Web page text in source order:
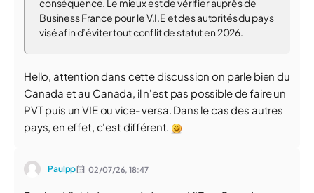
conséquence. Le mieux est de vérifier auprès de
Business France pour le V.I.E et des autorités du pays
visé afin d’éviter tout conflit de statut en 2026.
Hello, attention dans cette discussion on parle bien du
Canada et au Canada, il n'est pas possible de faire un
PVT puis un VIE ou vice- versa. Dans le cas des autres
pays, en effet, c'est différent.
Paulpp 02/07/26,18:47